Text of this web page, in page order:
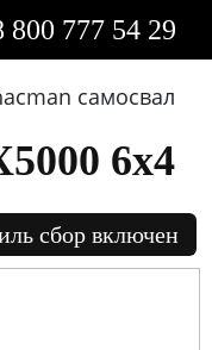
800 777 54 29
самосвал
6х4
сбор включен